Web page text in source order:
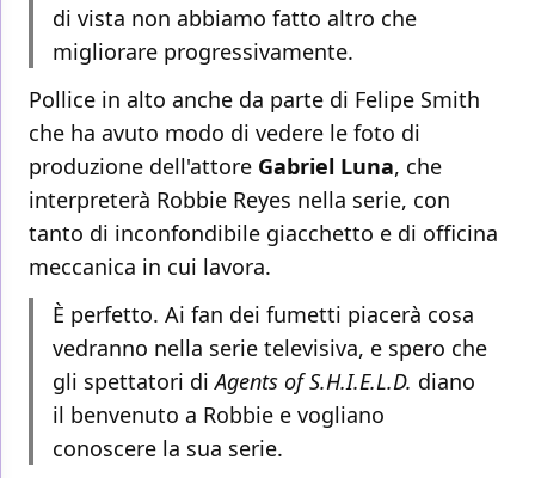
di vista non abbiamo fatto altro che
migliorare progressivamente.
Pollice in alto anche da parte di Felipe Smith
che ha avuto modo di vedere le foto di
produzione dell'attore Gabriel Luna, che
interpreterà Robbie Reyes nella serie, con
tanto di inconfondibile giacchetto e di officina
meccanica in cui lavora.
È perfetto. Ai fan dei fumetti piacerà cosa
vedranno nella serie televisiva, e spero che
gli spettatori diAgents of S.H.I.E.L.D. diano
il benvenuto a Robbie e vogliano
conoscere la sua serie.